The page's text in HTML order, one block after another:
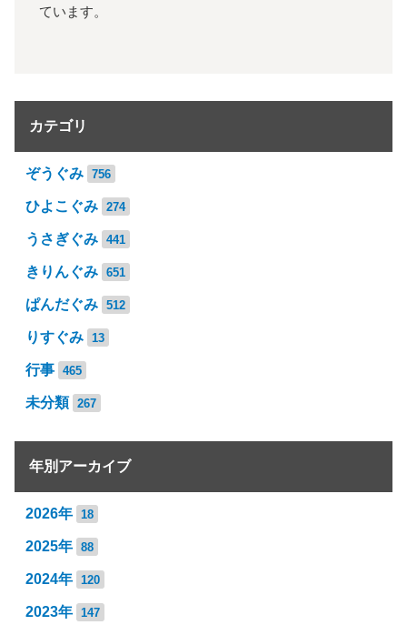
ています。
カテゴリ
ぞうぐみ 756
ひよこぐみ 274
うさぎぐみ 441
きりんぐみ 651
ぱんだぐみ 512
りすぐみ 13
行事 465
未分類 267
年別アーカイブ
2026年 18
2025年 88
2024年 120
2023年 147